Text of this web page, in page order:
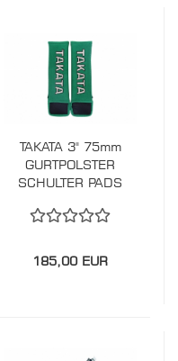
TAKATA 3" 75mm
GURTPOLSTER
SCHULTER PADS
185,00 EUR